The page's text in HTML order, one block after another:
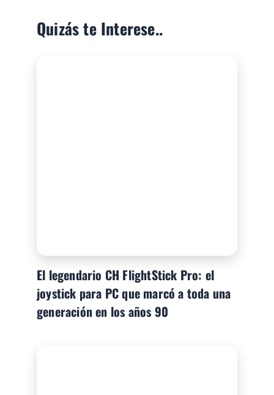
Quizás te Interese..
El legendario CH FlightStick Pro: el
joystick para PC que marcó a toda una
generación en los años 90